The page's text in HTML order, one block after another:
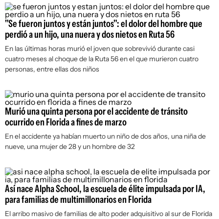
"Se fueron juntos y están juntos": el dolor del hombre que
perdió a un hijo, una nuera y dos nietos en Ruta 56
En las últimas horas murió el joven que sobrevivió durante casi
cuatro meses al choque de la Ruta 56 en el que murieron cuatro
personas, entre ellas dos niños
Murió una quinta persona por el accidente de tránsito
ocurrido en Florida a fines de marzo
En el accidente ya habían muerto un niño de dos años, una niña de
nueve, una mujer de 28 y un hombre de 32
Así nace Alpha School, la escuela de élite impulsada por IA,
para familias de multimillonarios en Florida
El arribo masivo de familias de alto poder adquisitivo al sur de Florida